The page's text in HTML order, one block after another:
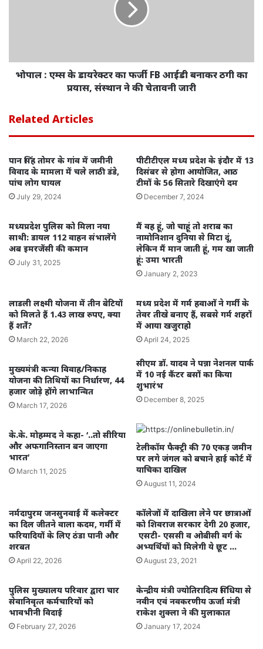
भोपाल : एम्स के डायरेक्‍टर का फर्जी FB आईडी बनाकर ठगी का
प्रयास, संस्थान ने की चेतावनी जारी
Related Articles
पान सिंह तोमर के गांव में जमीनी
विवाद के मामला में चले लाठी डंडे,
पांच लोग घायल
July 29, 2024
पीटीटीएल मध्य प्रदेश के इंदौर में 13
दिसंबर से होगा आयोजित, आठ
टीमों के 56 सितारे दिखाएंगे दम
December 7, 2024
मध्यप्रदेश पुलिस को मिला नया
साथी: डायल 112 वाहन संभालेंगे
अब इमरजेंसी की कमान
July 31, 2025
मैं वह हूं, जो चाहूं तो शराब का
नामोनिशान दुनिया से मिटा दूं,
लेकिन मैं मान जाती हूं, गम खा जाती
हूं: उमा भारती
January 2, 2023
लाडली लक्ष्मी योजना में तीन बेटियों
को मिलते हैं 1.43 लाख रुपए, क्या
हैं शर्तें?
March 22, 2026
मध्य प्रदेश में गर्म हवाओं ने गर्मी के
तेवर तीखे बनाए हैं, सबसे गर्म शहरों
में आया खजुराहो
April 24, 2025
मुख्यमंत्री कन्या विवाह/निकाह
योजना की तिथियों का निर्धारण, 44
हजार जोड़े होंगे लाभान्वित
March 17, 2026
सीएम डॉ. यादव ने पन्ना नेशनल पार्क
में 10 नई कैंटर बसों का किया
शुभारंभ
December 8, 2025
के.के. मोहम्मद ने कहा- ‘..तो सीरिया
और अफगानिस्तान बन जाएगा
भारत’
March 11, 2025
टेलीकॉम फैक्ट्री की 70 एकड़ जमीन
पर लगे जंगल को बचाने हाई कोर्ट में
याचिका दाखिल
August 11, 2024
नर्मदापुरम जनसुनवाई में कलेक्टर
का दिल जीतने वाला कदम, गर्मी में
फरियादियों के लिए ठंडा पानी और
शरबत
April 22, 2026
कॉलेजों में दाखिला लेने पर छात्राओं
को शिवराज सरकार देगी 20 हजार,
एसटी- एससी व ओबीसी वर्ग के
अभ्यर्थियों को मिलेगी ये छूट …
August 23, 2021
पुलिस मुख्यालय परिवार द्वारा चार
सेवानिवृत्‍त कर्मचारियों को
भावभीनी विदाई
February 27, 2026
केन्द्रीय मंत्री ज्योतिरादित्य सिंधिया से
नवीन एवं नवकरणीय ऊर्जा मंत्री
राकेश शुक्ला ने की मुलाकात
January 17, 2024